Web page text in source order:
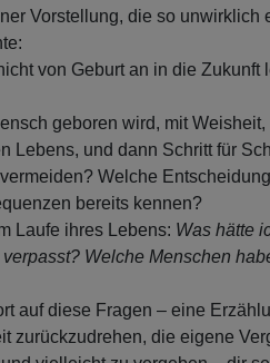
Vorstellung, die so unwirklich
von Geburt an in die Zukunft
geboren wird, mit
Lebens, und dann Schritt für
Welche
bereits kennen?
Laufe ihres Lebens: Was hätte
Welche Menschen
auf diese Fragen – eine
zurückzudrehen, die eigene